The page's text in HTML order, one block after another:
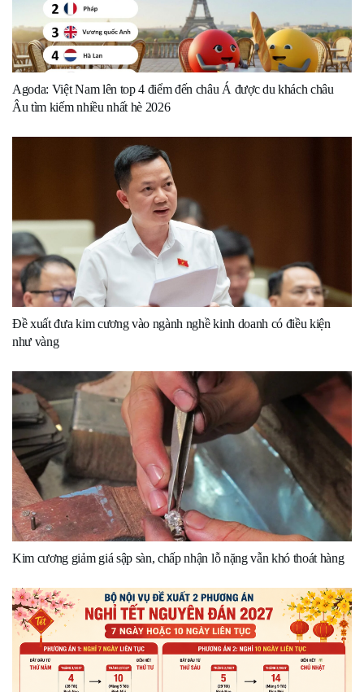
Agoda: Việt Nam lên top 4 điểm đến châu Á được du khách châu
Âu tìm kiếm nhiều nhất hè 2026
Đề xuất đưa kim cương vào ngành nghề kinh doanh có điều kiện
như vàng
Kim cương giảm giá sập sàn, chấp nhận lỗ nặng vẫn khó thoát hàng